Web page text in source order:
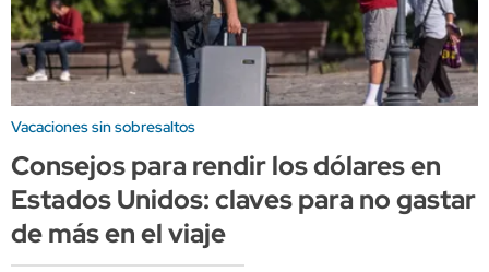
Vacaciones sin sobresaltos
Consejos para rendir los dólares en
Estados Unidos: claves para no gastar
de más en el viaje